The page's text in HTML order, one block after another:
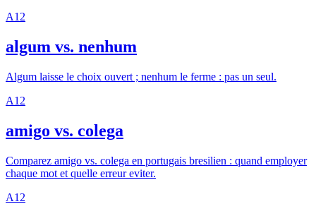
A1 2
algum vs. nenhum
Algum laisse le choix ouvert ; nenhum le ferme : pas un seul.
A1 2
amigo vs. colega
Comparez amigo vs. colega en portugais bresilien : quand employer
chaque mot et quelle erreur eviter.
A1 2